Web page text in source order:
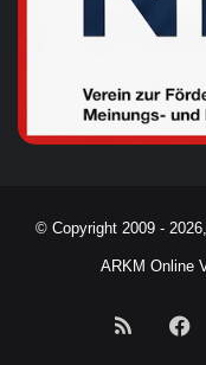
© Copyright 2009 -
ARKM Online
RSS